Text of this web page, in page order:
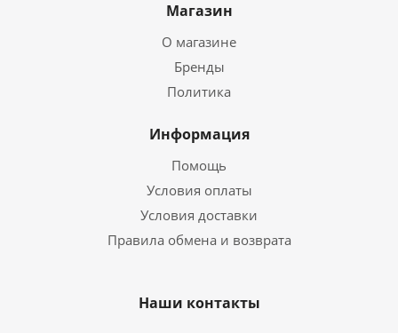
Магазин
О магазине
Бренды
Политика
Информация
Помощь
Условия оплаты
Условия доставки
Правила обмена и возврата
Наши контакты